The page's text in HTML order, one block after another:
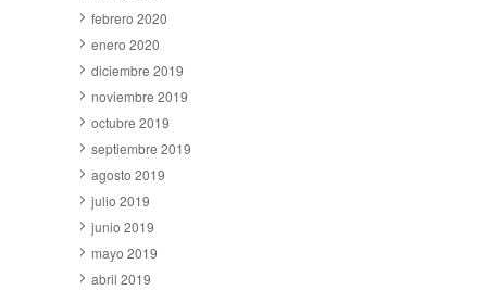
febrero 2020
enero 2020
diciembre 2019
noviembre 2019
octubre 2019
septiembre 2019
agosto 2019
julio 2019
junio 2019
mayo 2019
abril 2019